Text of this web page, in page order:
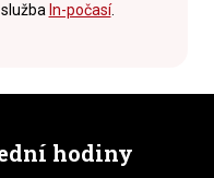
In-počasí.
hodiny